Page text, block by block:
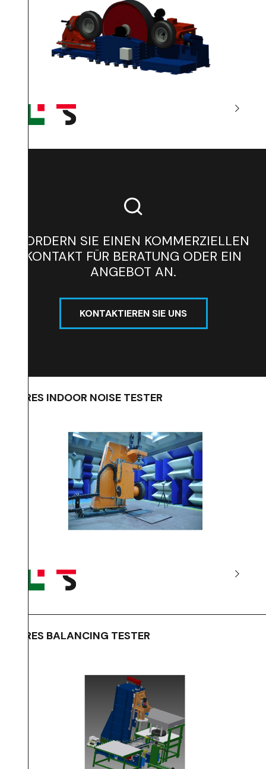
FORDERN SIE EINEN KOMMERZIELLEN
KONTAKT FÜR BERATUNG ODER EIN
ANGEBOT AN.
KONTAKTIEREN SIE UNS
TIRES INDOOR NOISE TESTER
TIRES BALANCING TESTER